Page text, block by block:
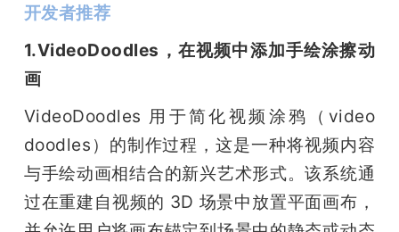
开发者推荐
1.VideoDoodles，在视频中添加手绘涂擦动
画
VideoDoodles 用于简化视频涂鸦（video
doodles）的制作过程，这是一种将视频内容
与手绘动画相结合的新兴艺术形式。该系统通
过在重建自视频的 3D 场景中放置平面画布，